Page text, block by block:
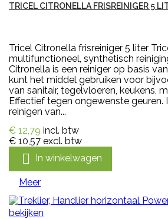
TRICEL CITRONELLA FRISREINIGER 5
Tricel Citronella frisreiniger 5 liter
multifunctioneel, synthetisch
Citronella is een reiniger op basis
kunt het middel gebruiken voor
van sanitair, tegelvloeren, keukens,
Effectief tegen ongewenste geuren.
reinigen van...
€ 12,79 incl. btw
€ 10,57 excl. btw
 In winkelwagen
Meer
bekijken